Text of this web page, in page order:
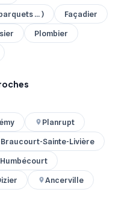
... )
Façadier
Plombier
Planrupt
Sainte-Livière
Humbécourt
Ancerville